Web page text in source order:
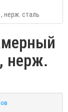
нерж. сталь
нерж.